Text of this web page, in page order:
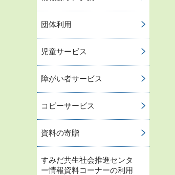
団体利用
児童サービス
障がい者サービス
コピーサービス
資料の寄贈
すみだ共生社会推進センタ
ー情報資料コーナーの利用